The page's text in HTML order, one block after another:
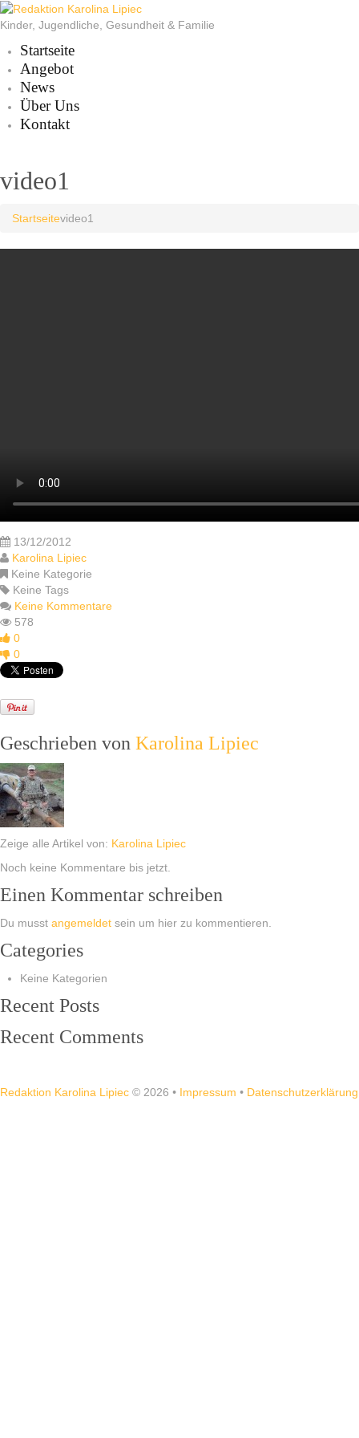
Kinder, Jugendliche, Gesundheit & Familie
Startseite
Angebot
News
Über Uns
Kontakt
video1
Startseitevideo1
13/12/2012
Karolina Lipiec
Keine Kategorie
Keine Tags
Keine Kommentare
578
0
0
Geschrieben von Karolina Lipiec
Zeige alle Artikel von: Karolina Lipiec
Noch keine Kommentare bis jetzt.
Einen Kommentar schreiben
Du musst angemeldet sein um hier zu kommentieren.
Categories
Keine Kategorien
Recent Posts
Recent Comments
Redaktion Karolina Lipiec © 2026 • Impressum • Datenschutzerklärung